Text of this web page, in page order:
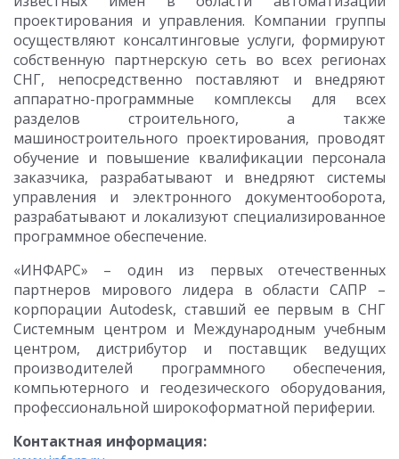
проектирования и управления. Компании группы
осуществляют консалтинговые услуги, формируют
собственную партнерскую сеть во всех регионах
СНГ, непосредственно поставляют и внедряют
аппаратно-программные комплексы для всех
разделов строительного, а также
машиностроительного проектирования, проводят
обучение и повышение квалификации персонала
заказчика, разрабатывают и внедряют системы
управления и электронного документооборота,
разрабатывают и локализуют специализированное
программное обеспечение.
«ИНФАРС» – один из первых отечественных
партнеров мирового лидера в области САПР –
корпорации Autodesk, ставший ее первым в СНГ
Системным центром и Международным учебным
центром, дистрибутор и поставщик ведущих
производителей программного обеспечения,
компьютерного и геодезического оборудования,
профессиональной широкоформатной периферии.
Контактная информация: